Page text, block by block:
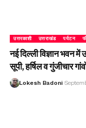
उत्तरकाशी उत्तराखंड पर्यटन
नई दिल्ली विज्ञान भवन
सूपी, हर्षिल व गुंजीचार
Lokesh Badoni